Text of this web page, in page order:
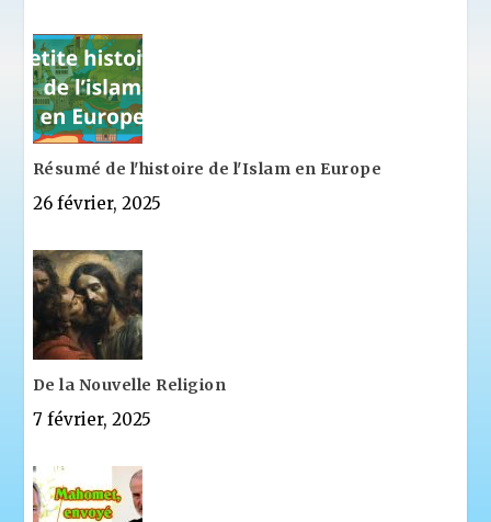
Résumé de l'histoire de l'Islam en Europe
26 février, 2025
De la Nouvelle Religion
7 février, 2025